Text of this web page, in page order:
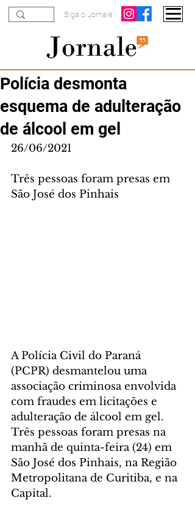
Siga o Jornale
Polícia desmonta
esquema de adulteração
de álcool em gel
26/06/2021
Três pessoas foram presas em
São José dos Pinhais
A Polícia Civil do Paraná
(PCPR) desmantelou uma
associação criminosa envolvida
com fraudes em licitações e
adulteração de álcool em gel.
Três pessoas foram presas na
manhã de quinta-feira (24) em
São José dos Pinhais, na Região
Metropolitana de Curitiba, e na
Capital.